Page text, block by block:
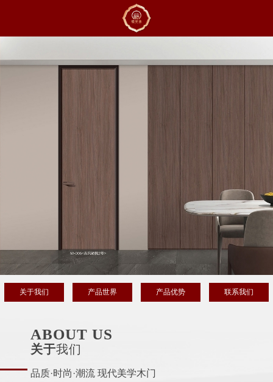
关于我们 产品世界 产品优势 联系我们
ABOUT US
关于我们
品质·时尚·潮流 现代美学木门